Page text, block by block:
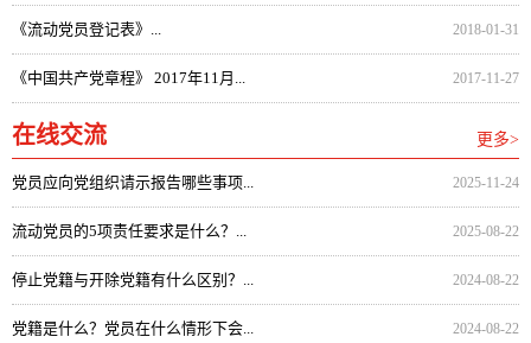
《流动党员登记表》... 2018-01-31
《中国共产党章程》 2017年11月... 2017-11-27
在线交流 更多>
党员应向党组织请示报告哪些事项... 2025-11-24
流动党员的5项责任要求是什么？... 2025-08-22
停止党籍与开除党籍有什么区别？... 2024-08-22
党籍是什么？党员在什么情形下会... 2024-08-22